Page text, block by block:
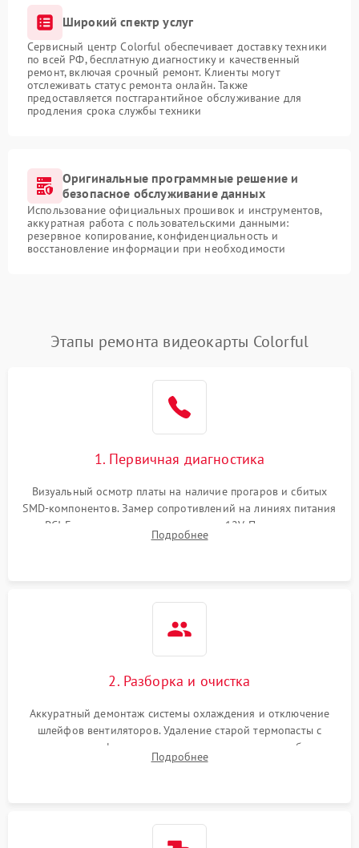
Широкий спектр услуг
Сервисный центр Colorful обеспечивает доставку техники
по всей РФ, бесплатную диагностику и качественный
ремонт, включая срочный ремонт. Клиенты могут
отслеживать статус ремонта онлайн. Также
предоставляется постгарантийное обслуживание для
продления срока службы техники
Оригинальные программные решение и
безопасное обслуживание данных
Использование официальных прошивок и инструментов,
аккуратная работа с пользовательскими данными:
резервное копирование, конфиденциальность и
восстановление информации при необходимости
Этапы ремонта видеокарты Colorful
1. Первичная диагностика
Визуальный осмотр платы на наличие прогаров и сбитых
SMD-компонентов. Замер сопротивлений на линиях питания
PCI-E и дополнительных разъемах 12V. Проверка на
короткое замыкание основных дросселей питания GPU и
Подробнее
2. Разборка и очистка
Аккуратный демонтаж системы охлаждения и отключение
шлейфов вентиляторов. Удаление старой термопасты с
кристалла графического чипа и термопрокладок с банок
памяти и зоны VRM. Очистка платы от пыли и окислов.
Подробнее